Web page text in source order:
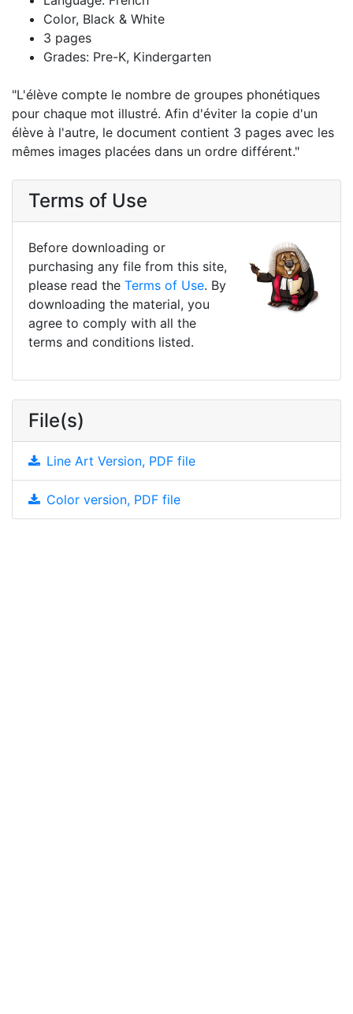
Color, Black & White
3 pages
Grades: Pre-K, Kindergarten
"L'élève compte le nombre de groupes phonétiques
pour chaque mot illustré. Afin d'éviter la copie d'un
élève à l'autre, le document contient 3 pages avec les
mêmes images placées dans un ordre différent."
Terms of Use
Before downloading or
purchasing any file from this site,
please read the Terms of Use. By
downloading the material, you
agree to comply with all the
terms and conditions listed.
File(s)
Line Art Version, PDF file
Color version, PDF file